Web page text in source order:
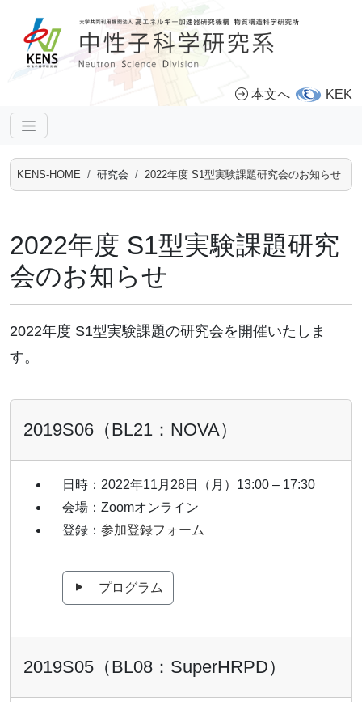
本文へ KEK
KENS-HOME 研究会 2022年度 S1型実験課題研究会のお知らせ
2022年度 S1型実験課題研究
会のお知らせ
2022年度 S1型実験課題の研究会を開催いたしま
す。
2019S06（BL21：NOVA）
日時：2022年11月28日（月）13:00 – 17:30
会場：Zoomオンライン
登録： 参加登録フォーム
プログラム
2019S05（BL08：SuperHRPD）